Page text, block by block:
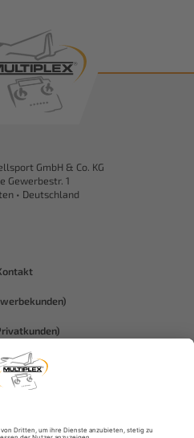
GmbH & Co. KG
Gewerbestr. 1
• Deutschland
Hitec